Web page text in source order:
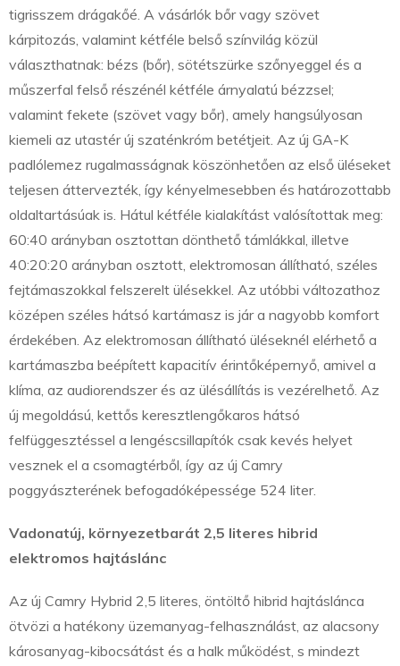
tigrisszem drágakőé. A vásárlók bőr vagy szövet
kárpitozás, valamint kétféle belső színvilág közül
választhatnak: bézs (bőr), sötétszürke szőnyeggel és a
műszerfal felső részénél kétféle árnyalatú bézzsel;
valamint fekete (szövet vagy bőr), amely hangsúlyosan
kiemeli az utastér új szaténkróm betétjeit. Az új GA-K
padlólemez rugalmasságnak köszönhetően az első üléseket
teljesen áttervezték, így kényelmesebben és határozottabb
oldaltartásúak is. Hátul kétféle kialakítást valósítottak meg:
60:40 arányban osztottan dönthető támlákkal, illetve
40:20:20 arányban osztott, elektromosan állítható, széles
fejtámaszokkal felszerelt ülésekkel. Az utóbbi változathoz
középen széles hátsó kartámasz is jár a nagyobb komfort
érdekében. Az elektromosan állítható üléseknél elérhető a
kartámaszba beépített kapacitív érintőképernyő, amivel a
klíma, az audiorendszer és az ülésállítás is vezérelhető. Az
új megoldású, kettős keresztlengőkaros hátsó
felfüggesztéssel a lengéscsillapítók csak kevés helyet
vesznek el a csomagtérből, így az új Camry
poggyászterének befogadóképessége 524 liter.
Vadonatúj, környezetbarát 2,5 literes hibrid
elektromos hajtáslánc
Az új Camry Hybrid 2,5 literes, öntöltő hibrid hajtáslánca
ötvözi a hatékony üzemanyag-felhasználást, az alacsony
károsanyag-kibocsátást és a halk működést, s mindezt